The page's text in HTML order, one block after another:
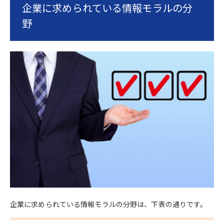
企業に求められている情報モラルの分
野
企業に求められている情報モラルの分野は、下表の通りです。